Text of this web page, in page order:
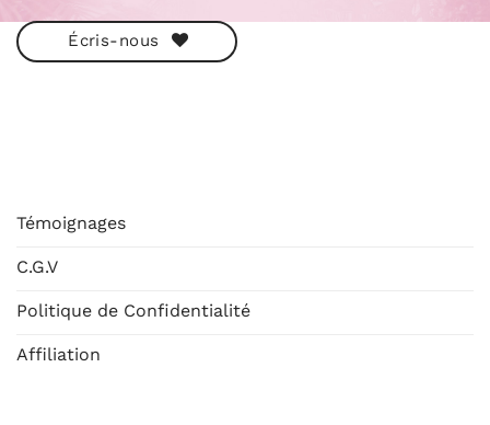
Écris-nous
Témoignages
C.G.V
Politique de Confidentialité
Affiliation